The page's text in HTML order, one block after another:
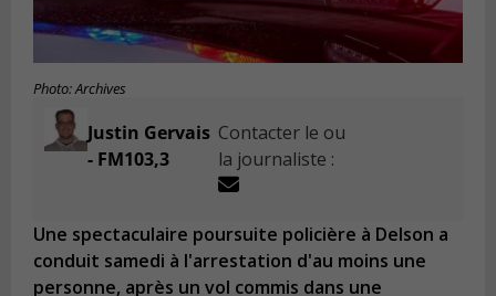
Photo: Archives
Justin Gervais
- FM103,3
Contacter le ou
la journaliste :
Une spectaculaire poursuite policière à Delson a
conduit samedi à l'arrestation d'au moins une
personne, après un vol commis dans une